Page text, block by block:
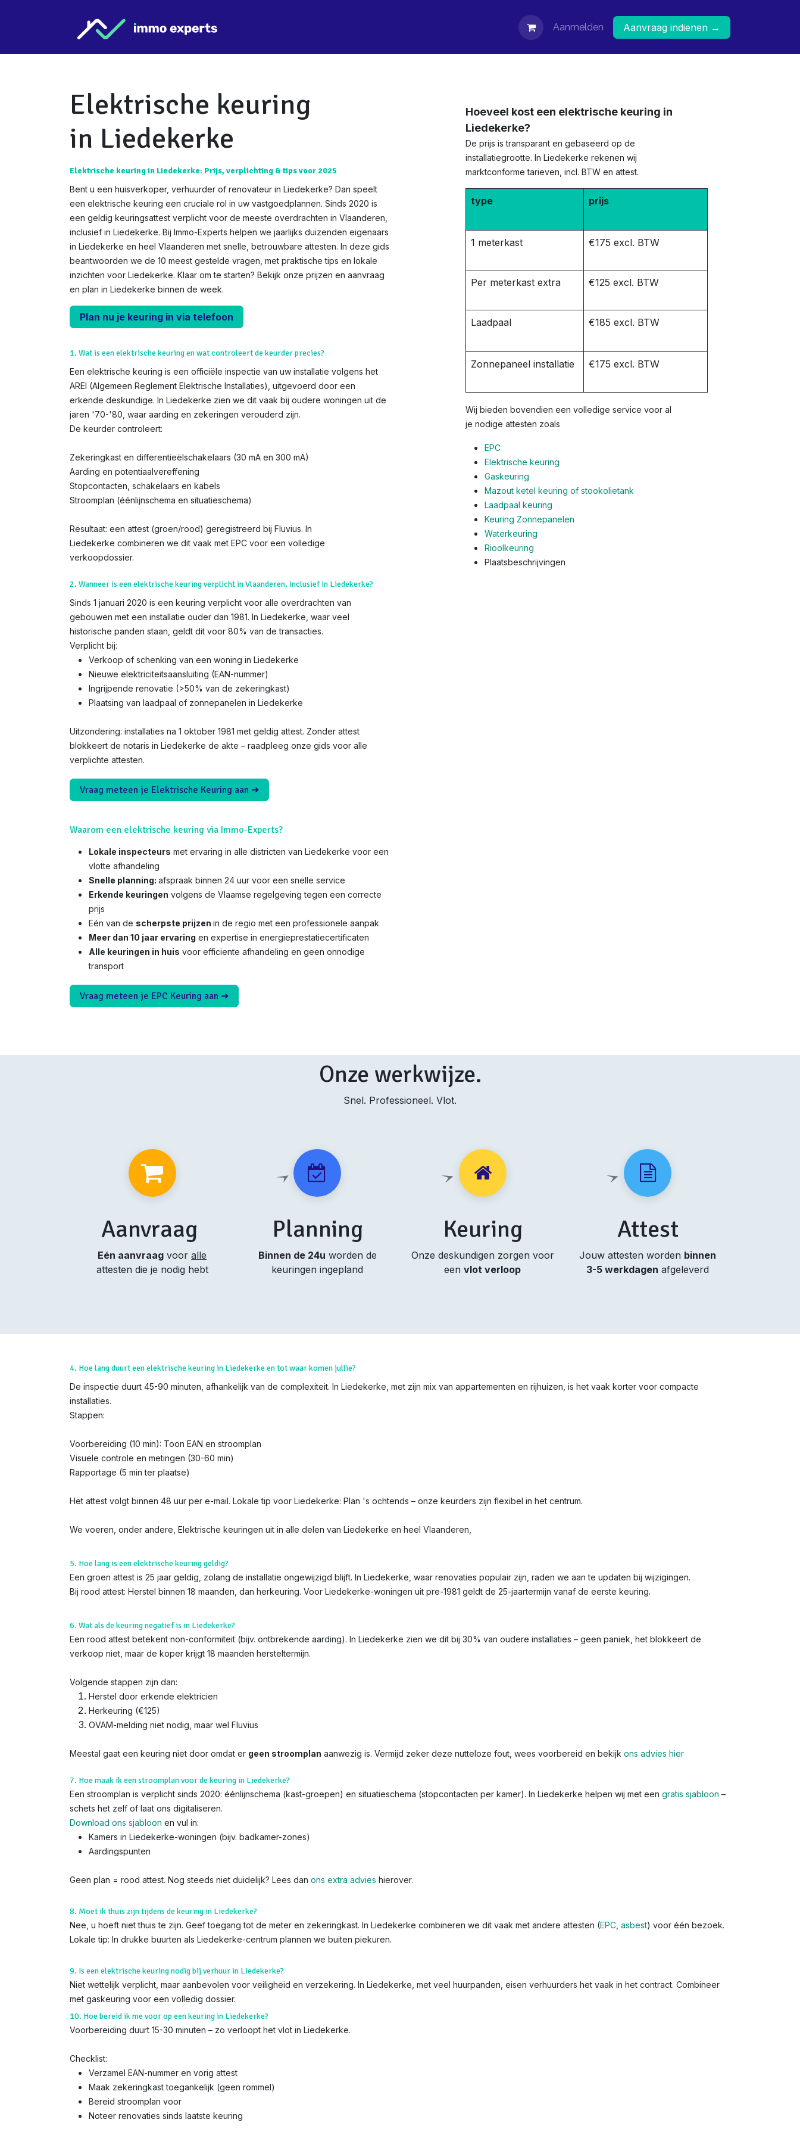
Contact Aanmelden Aanvraag indienen →
Elektrische keuring
in Liedekerke
Elektrische keuring in Liedekerke: Prijs, verplichting & tips voor 2025
Bent u een huisverkoper, verhuurder of renovateur in Liedekerke? Dan speelt
een elektrische keuring een cruciale rol in uw vastgoedplannen. Sinds 2020 is
een geldig keuringsattest verplicht voor de meeste overdrachten in Vlaanderen,
inclusief in Liedekerke. Bij Immo-Experts helpen we jaarlijks duizenden eigenaars
in Liedekerke en heel Vlaanderen met snelle, betrouwbare attesten. In deze gids
beantwoorden we de 10 meest gestelde vragen, met praktische tips en lokale
inzichten voor Liedekerke. Klaar om te starten? Bekijk onze prijzen en aanvraag
en plan in Liedekerke binnen de week.
Plan nu je keuring in via telefoon
1. Wat is een elektrische keuring en wat controleert de keurder precies?
Een elektrische keuring is een officiële inspectie van uw installatie volgens het
AREI (Algemeen Reglement Elektrische Installaties), uitgevoerd door een
erkende deskundige. In Liedekerke zien we dit vaak bij oudere woningen uit de
jaren '70-'80, waar aarding en zekeringen verouderd zijn.
De keurder controleert:
Zekeringkast en differentieëlschakelaars (30 mA en 300 mA)
Aarding en potentiaalvereffening
Stopcontacten, schakelaars en kabels
Stroomplan (éénlijnschema en situatieschema)
Resultaat: een attest (groen/rood) geregistreerd bij Fluvius. In
Liedekerke combineren we dit vaak met EPC voor een volledige
verkoopdossier.
2. Wanneer is een elektrische keuring verplicht in Vlaanderen, inclusief in Liedekerke?
Sinds 1 januari 2020 is een keuring verplicht voor alle overdrachten van
gebouwen met een installatie ouder dan 1981. In Liedekerke, waar veel
historische panden staan, geldt dit voor 80% van de transacties.
Verplicht bij:
Verkoop of schenking van een woning in Liedekerke
Nieuwe elektriciteitsaansluiting (EAN-nummer)
Ingrijpende renovatie (>50% van de zekeringkast)
Plaatsing van laadpaal of zonnepanelen in Liedekerke
Uitzondering: installaties na 1 oktober 1981 met geldig attest. Zonder attest
blokkeert de notaris in Liedekerke de akte – raadpleeg onze gids voor alle
verplichte attesten.
Vraag meteen je Elektrische Keuring aan ➜
Waarom een elektrische keuring via Immo-Experts?
Lokale inspecteurs met ervaring in alle districten van Liedekerke voor een
vlotte afhandeling
Snelle planning: afspraak binnen 24 uur voor een snelle service
Erkende keuringen volgens de Vlaamse regelgeving tegen een correcte
prijs
Eén van de scherpste prijzen in de regio met een professionele aanpak
Meer dan 10 jaar ervaring en expertise in energieprestatiecertificaten
Alle keuringen in huis voor efficiente afhandeling en geen onnodige
transport
Vraag meteen je EPC Keuring aan ➜
Hoeveel kost een elektrische keuring in
Liedekerke?
De prijs is transparant en gebaseerd op de
installatiegrootte. In Liedekerke rekenen wij
marktconforme tarieven, incl. BTW en attest.
type prijs
1 meterkast €175 excl. BTW
Per meterkast extra €125 excl. BTW
Laadpaal €185 excl. BTW
Zonnepaneel installatie €175 excl. BTW
Wij bieden bovendien een volledige service voor al
je nodige attesten zoals
EPC
Elektrische keuring
Gaskeuring
Mazout ketel keuring of stookolietank
Laadpaal keuring
Keuring Zonnepanelen
Waterkeuring
Rioolkeuring
Plaatsbeschrijvingen
Onze werkwijze.
Snel. Professioneel. Vlot.
Aanvraag
Eén aanvraag vooralle
attesten die je nodig hebt
Planning
Binnen de 24u worden de
keuringen ingepland
Keuring
Onze deskundigen zorgen voor
eenvlot verloop
Attest
Jouw attesten worden binnen
3-5 werkdagen afgeleverd
4. Hoe lang duurt een elektrische keuring in Liedekerke en tot waar komen jullie?
De inspectie duurt 45-90 minuten, afhankelijk van de complexiteit. In Liedekerke, met zijn mix van appartementen en rijhuizen, is het vaak korter voor compacte
installaties.
Stappen:
Voorbereiding (10 min): Toon EAN en stroomplan
Visuele controle en metingen (30-60 min)
Rapportage (5 min ter plaatse)
Het attest volgt binnen 48 uur per e-mail. Lokale tip voor Liedekerke: Plan 's ochtends – onze keurders zijn flexibel in het centrum.
We voeren, onder andere, Elektrische keuringen uit in alle delen van Liedekerke en heel Vlaanderen,
5. Hoe lang is een elektrische keuring geldig?
Een groen attest is 25 jaar geldig, zolang de installatie ongewijzigd blijft. In Liedekerke, waar renovaties populair zijn, raden we aan te updaten bij wijzigingen.
Bij rood attest: Herstel binnen 18 maanden, dan herkeuring. Voor Liedekerke-woningen uit pre-1981 geldt de 25-jaartermijn vanaf de eerste keuring.
6. Wat als de keuring negatief is in Liedekerke?
Een rood attest betekent non-conformiteit (bijv. ontbrekende aarding). In Liedekerke zien we dit bij 30% van oudere installaties – geen paniek, het blokkeert de
verkoop niet, maar de koper krijgt 18 maanden hersteltermijn.
Volgende stappen zijn dan:
Herstel door erkende elektricien
Herkeuring (€125)
OVAM-melding niet nodig, maar wel Fluvius
Meestal gaat een keuring niet door omdat er geen stroomplan aanwezig is. Vermijd zeker deze nutteloze fout, wees voorbereid en bekijk ons advies hier
7. Hoe maak ik een stroomplan voor de keuring in Liedekerke?
Een stroomplan is verplicht sinds 2020: éénlijnschema (kast-groepen) en situatieschema (stopcontacten per kamer). In Liedekerke helpen wij met een gratis sjabloon –
schets het zelf of laat ons digitaliseren.
Download ons sjabloon en vul in:
Kamers in Liedekerke-woningen (bijv. badkamer-zones)
Aardingspunten
Geen plan = rood attest. Nog steeds niet duidelijk? Lees dan ons extra advies hierover.
8. Moet ik thuis zijn tijdens de keuring in Liedekerke?
Nee, u hoeft niet thuis te zijn. Geef toegang tot de meter en zekeringkast. In Liedekerke combineren we dit vaak met andere attesten (EPC asbest) voor één bezoek.
Lokale tip: In drukke buurten als Liedekerke-centrum plannen we buiten piekuren.
9. Is een elektrische keuring nodig bij verhuur in Liedekerke?
Niet wettelijk verplicht, maar aanbevolen voor veiligheid en verzekering. In Liedekerke, met veel huurpanden, eisen verhuurders het vaak in het contract. Combineer
met gaskeuring voor een volledig dossier.
10. Hoe bereid ik me voor op een keuring in Liedekerke?
Voorbereiding duurt 15-30 minuten – zo verloopt het vlot in Liedekerke.
Checklist:
Verzamel EAN-nummer en vorig attest
Maak zekeringkast toegankelijk (geen rommel)
Bereid stroomplan voor
Noteer renovaties sinds laatste keuring